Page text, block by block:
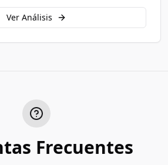
Ver Análisis
Frecuentes